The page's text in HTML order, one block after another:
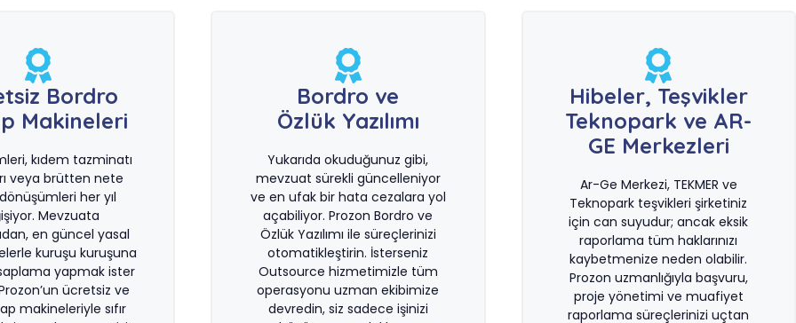
Bordro
Makineleri
kıdem tazminatı
veya brütten nete
her yıl
Mevzuata
en güncel yasal
kuruşu kuruşuna
yapmak ister
ücretsiz ve
makineleriyle sıfır
Bordro ve
Özlük Yazılımı
Yukarıda okuduğunuz gibi,
mevzuat sürekli güncelleniyor
ve en ufak bir hata cezalara yol
açabiliyor. Prozon Bordro ve
Özlük Yazılımı ile süreçlerinizi
otomatikleştirin. İsterseniz
Outsource hizmetimizle tüm
operasyonu uzman ekibimize
devredin, siz sadece işinizi
Hibeler, Teşvikler
Teknopark ve AR-
GE Merkezleri
Ar-Ge Merkezi, TEKMER ve
Teknopark teşvikleri şirketiniz
için can suyudur; ancak eksik
raporlama tüm haklarınızı
kaybetmenize neden olabilir.
Prozon uzmanlığıyla başvuru,
proje yönetimi ve muafiyet
raporlama süreçlerinizi uçtan